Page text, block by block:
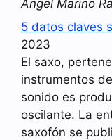
Angel Marino
5 datos claves
2023
El saxo,
instrumentos
sonido es
oscilante. La
saxofón se